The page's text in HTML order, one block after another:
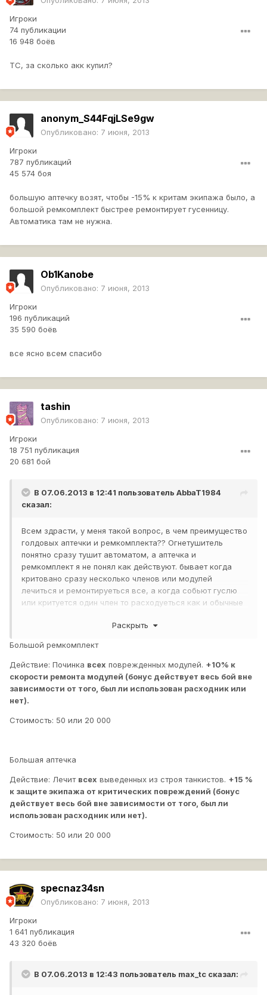
Игроки
74 публикации
16 948 боёв
ТС, за сколько акк купил?
anonym_S44FqjLSe9gw
Опубликовано: 7 июня, 2013
Игроки
787 публикаций
45 574 боя
большую аптечку возят, чтобы -15% к критам экипажа было, а
большой ремкомплект быстрее ремонтирует гусенницу.
Автоматика там не нужна.
Ob1Kanobe
Опубликовано: 7 июня, 2013
Игроки
196 публикаций
35 590 боёв
все ясно всем спасибо
tashin
Опубликовано: 7 июня, 2013
Игроки
18 751 публикация
20 681 бой
В 07.06.2013 в 12:41 пользователь AbbaT1984
сказал:
Всем здрасти, у меня такой вопрос, в чем преимущество
голдовых аптечки и ремкомплекта?? Огнетушитель
понятно сразу тушит автоматом, а аптечка и
ремкомплект я не понял как действуют. бывает когда
критовано сразу несколько членов или модулей
лечиться и ремонтируеться все, а когда собьют гуслю
или критуется один член то расходуеться как и обычные
а каждый бой отдавать по 10-20к серебра накладно.
Раскрыть
Большой ремкомплект
Действие: Починка всех поврежденных модулей. +10% к
скорости ремонта модулей (бонус действует весь бой вне
зависимости от того, был ли использован расходник или
нет).
Стоимость: 50 или 20 000
Большая аптечка
Действие: Лечит всех выведенных из строя танкистов. +15 %
к защите экипажа от критических повреждений (бонус
действует весь бой вне зависимости от того, был ли
использован расходник или нет).
Стоимость: 50 или 20 000
specnaz34sn
Опубликовано: 7 июня, 2013
Игроки
1 641 публикация
43 320 боёв
В 07.06.2013 в 12:43 пользователь max_tc сказал: